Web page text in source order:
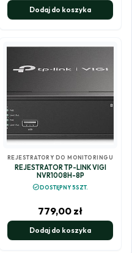
Dodaj do koszyka
REJESTRATORY DO MONITORINGU
REJESTRATOR TP-LINK VIGI
NVR1008H-8P
check_circleDOSTĘPNY 5SZT.
779,00 zł
Dodaj do koszyka